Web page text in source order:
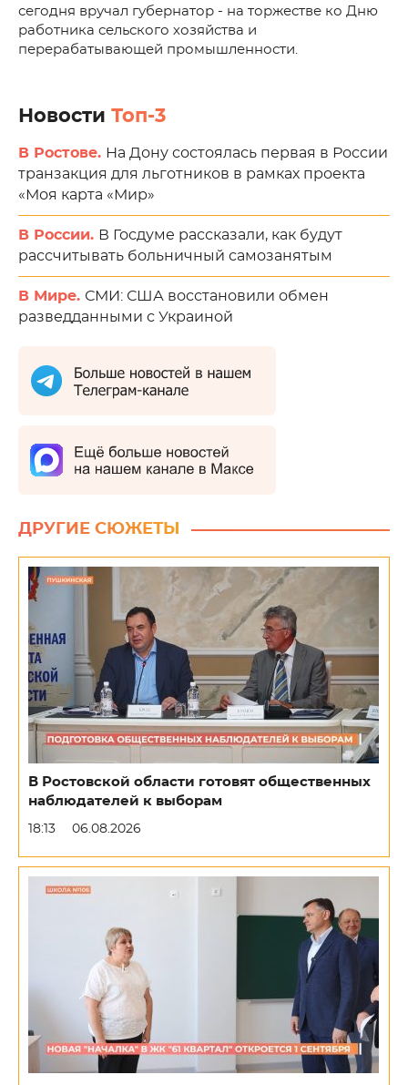
сегодня вручал губернатор - на торжестве ко Дню
работника сельского хозяйства и
перерабатывающей промышленности.
Новости Топ-3
В Ростове. На Дону состоялась первая в России
транзакция для льготников в рамках проекта
«Моя карта «Мир»
В России. В Госдуме рассказали, как будут
рассчитывать больничный самозанятым
В Мире. СМИ: США восстановили обмен
разведданными с Украиной
ДРУГИЕ СЮЖЕТЫ
В Ростовской области готовят общественных
наблюдателей к выборам
18:13 06.08.2026